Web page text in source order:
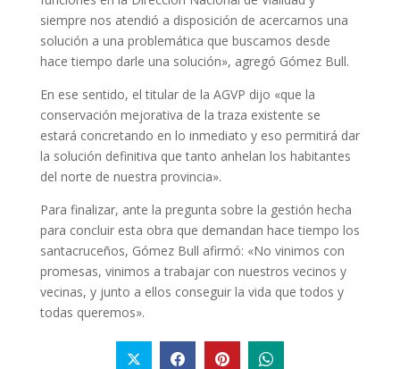
siempre nos atendió a disposición de acercarnos una
solución a una problemática que buscamos desde
hace tiempo darle una solución», agregó Gómez Bull.
En ese sentido, el titular de la AGVP dijo «que la
conservación mejorativa de la traza existente se
estará concretando en lo inmediato y eso permitirá dar
la solución definitiva que tanto anhelan los habitantes
del norte de nuestra provincia».
Para finalizar, ante la pregunta sobre la gestión hecha
para concluir esta obra que demandan hace tiempo los
santacruceños, Gómez Bull afirmó: «No vinimos con
promesas, vinimos a trabajar con nuestros vecinos y
vecinas, y junto a ellos conseguir la vida que todos y
todas queremos».